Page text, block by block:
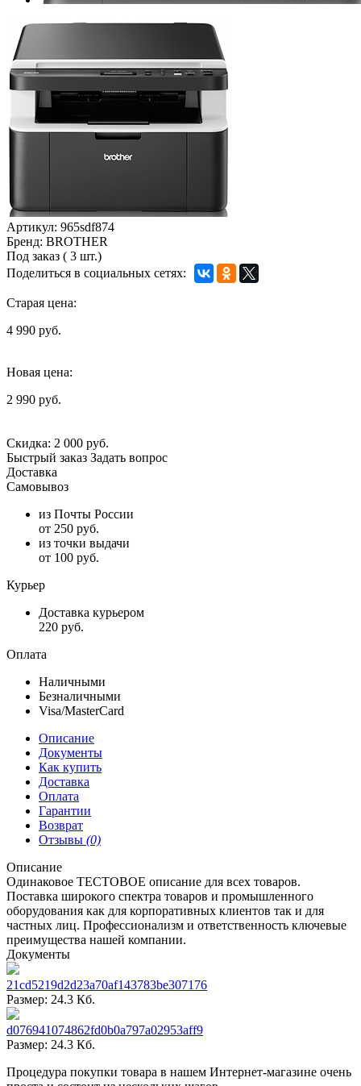
Артикул: 965sdf874
Бренд: BROTHER
Под заказ ( 3 шт.)
Поделиться в социальных сетях:
Старая цена:
4 990 руб.
Новая цена:
2 990 руб.
Скидка: 2 000 руб.
Быстрый заказ Задать вопрос
Доставка
Самовывоз
из Почты России
от 250 руб.
из точки выдачи
от 100 руб.
Курьер
Доставка курьером
220 руб.
Оплата
Наличными
Безналичными
Visa/MasterCard
Описание
Документы
Как купить
Доставка
Оплата
Гарантии
Возврат
Отзывы (0)
Описание
Одинаковое ТЕСТОВОЕ описание для всех товаров.
Поставка широкого спектра товаров и промышленного
оборудования как для корпоративных клиентов так и для
частных лиц. Профессионализм и ответственность ключевые
преимущества нашей компании.
Документы
21cd5219d2d23a70af143783be307176
Размер: 24.3 Кб.
d076941074862fd0b0a797a02953aff9
Размер: 24.3 Кб.
Процедура покупки товара в нашем Интернет-магазине очень